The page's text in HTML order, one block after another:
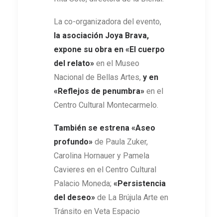
La co-organizadora del evento,
la asociación Joya Brava,
expone su obra en «El cuerpo
del relato» en el Museo
Nacional de Bellas Artes, y en
«Reflejos de penumbra» en el
Centro Cultural Montecarmelo.
También se estrena «Aseo
profundo» de Paula Zuker,
Carolina Hornauer y Pamela
Cavieres en el Centro Cultural
Palacio Moneda; «Persistencia
del deseo» de La Brújula Arte en
Tránsito en Veta Espacio